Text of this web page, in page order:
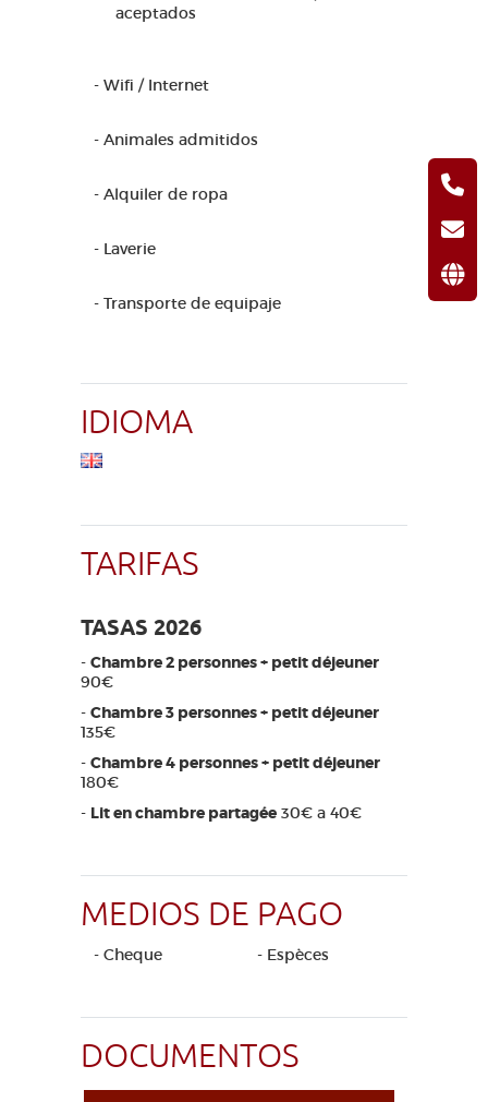
aceptados
- Wifi / Internet
- Animales admitidos
- Alquiler de ropa
- Laverie
- Transporte de equipaje
IDIOMA
TARIFAS
TASAS 2026
- Chambre 2 personnes + petit déjeuner
90€
- Chambre 3 personnes + petit déjeuner
135€
- Chambre 4 personnes + petit déjeuner
180€
- Lit en chambre partagée 30€ a 40€
MEDIOS DE PAGO
- Cheque - Espèces
DOCUMENTOS